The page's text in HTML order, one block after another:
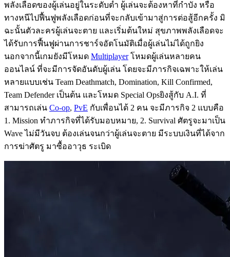
พลังเลือดของผู้เล่นอยู่ในระดับต่ำ ผู้เล่นจะต้องหาที่กำบัง หรือ
ทางหนีไปฟื้นฟูพลังเลือดก่อนที่จะกลับเข้ามาสู่การต่อสู้อีกครั้ง มิ
ฉะนั้นตัวละครผู้เล่นจะตาย และเริ่มต้นใหม่ สุขภาพพลังเลือดจะ
ได้รับการฟื้นฟูผ่านการชาร์จอัตโนมัติเมื่อผู้เล่นไม่ได้ถูกยิง
นอกจากนี้เกมยังมีโหมด Multiplayerโหมดผู้เล่นหลายคน
ออนไลน์ ที่จะมีการจัดอันดับผู้เล่น โดยจะมีภารกิจเฉพาะให้เล่น
หลายแบบเช่น Team Deathmatch, Domination, Kill Confirmed,
Team Defender เป็นต้น และโหมด Special Opsยิงสู้กับ A.I. ที่
สามารถเล่น Co-op, PvE กับเพื่อนได้ 2 คน จะมีภารกิจ 2 แบบคือ
1. Mission ทำภารกิจที่ได้รับมอบหมาย, 2. Survival ศัตรูจะมาเป็น
Wave ไม่มีวันจบ ต้องเล่นจนกว่าผู้เล่นจะตาย มีระบบเงินที่ได้จาก
การฆ่าศัตรู มาซื้ออาวุธ ระเบิด